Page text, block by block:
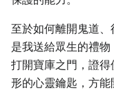
至於如何離開鬼道
是我送給眾生的禮
打開寶庫之門，證
形的心靈鑰匙，方